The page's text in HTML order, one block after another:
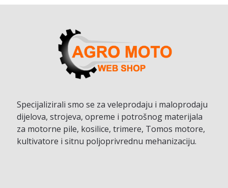
Specijalizirali smo se za veleprodaju i maloprodaju
dijelova, strojeva, opreme i potrošnog materijala
za motorne pile, kosilice, trimere, Tomos motore,
kultivatore i sitnu poljoprivrednu mehanizaciju.